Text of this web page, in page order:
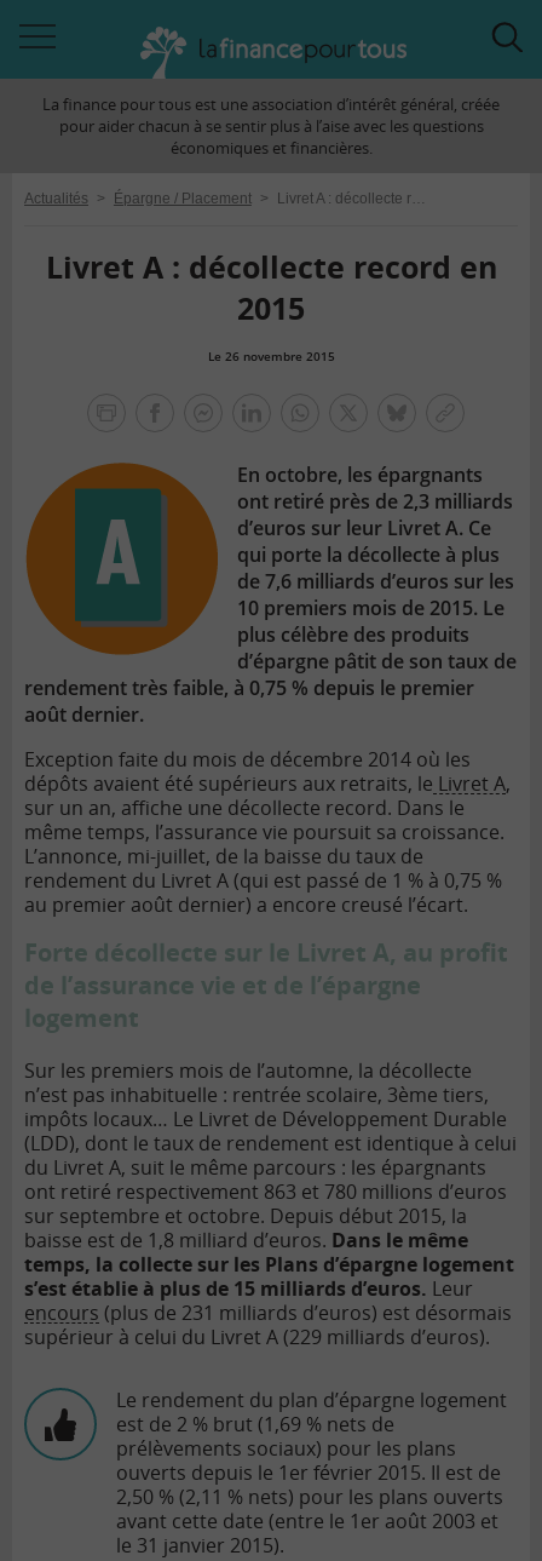
àLa finance pour tous est une association d’intérêt général, créée
pour aider chacun à se sentir plus à l’aise avec les questions
économiques et financières.
Actualités > Épargne / Placement > Livret A : décollecte record en 2015
Livret A : décollecte record en
2015
Le 26 novembre 2015
lien
En octobre, les épargnants
ont retiré près de 2,3 milliards
d’euros sur leur Livret A. Ce
qui porte la décollecte à plus
de 7,6 milliards d’euros sur les
10 premiers mois de 2015. Le
plus célèbre des produits
d’épargne pâtit de son taux de
rendement très faible, à 0,75 % depuis le premier
août dernier.
Exception faite du mois de décembre 2014 où les
dépôts avaient été supérieurs aux retraits, le Livret A,
sur un an, affiche une décollecte record. Dans le
même temps, l’assurance vie poursuit sa croissance.
L’annonce, mi-juillet, de la baisse du taux de
rendement du Livret A (qui est passé de 1 % à 0,75 %
au premier août dernier) a encore creusé l’écart.
Forte décollecte sur le Livret A, au profit
de l’assurance vie et de l’épargne
logement
Sur les premiers mois de l’automne, la décollecte
n’est pas inhabituelle : rentrée scolaire, 3ème tiers,
impôts locaux… Le Livret de Développement Durable
(LDD), dont le taux de rendement est identique à celui
du Livret A, suit le même parcours : les épargnants
ont retiré respectivement 863 et 780 millions d’euros
sur septembre et octobre. Depuis début 2015, la
baisse est de 1,8 milliard d’euros. Dans le même
temps, la collecte sur les Plans d’épargne logement
s’est établie à plus de 15 milliards d’euros. Leur
encours (plus de 231 milliards d’euros) est désormais
supérieur à celui du Livret A (229 milliards d’euros).
Le rendement du plan d’épargne logement
est de 2 % brut (1,69 % nets de
prélèvements sociaux) pour les plans
ouverts depuis le 1er février 2015. Il est de
2,50 % (2,11 % nets) pour les plans ouverts
avant cette date (entre le 1er août 2003 et
le 31 janvier 2015).